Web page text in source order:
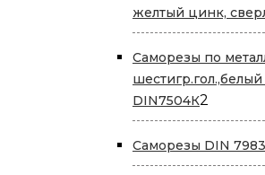
желтый цинк,
Саморезы по
DIN7504К2
товара
Саморезы DIN